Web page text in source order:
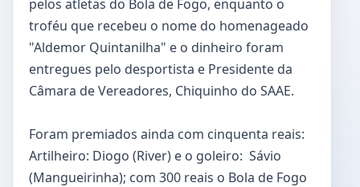
pelos atletas do Bola de Fogo, enquanto o
troféu que recebeu o nome do homenageado
"Aldemor Quintanilha" e o dinheiro foram
entregues pelo desportista e Presidente da
Câmara de Vereadores, Chiquinho do SAAE.
Foram premiados ainda com cinquenta reais:
Artilheiro: Diogo (River) e o goleiro: Sávio
(Mangueirinha); com 300 reais o Bola de Fogo